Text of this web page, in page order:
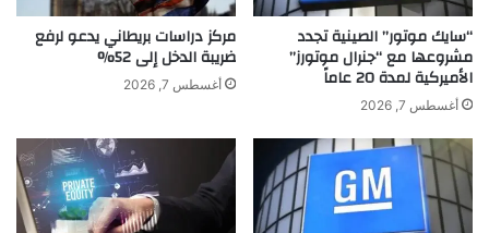
ئ
ي
س
ج
م
و
ر
ي
ة
ة
ب
ع
د
ن
ر
ه
ا
ه
“سايك موتور” الصينية تجدد
مشروعها مع “جنرال موتورز”
الأميركية لمدة 20 عاماً
أغسطس 7, 2026
مركز دراسات بريطاني يدعو لرفع
ضريبة الدخل إلى 52%
أغسطس 7, 2026